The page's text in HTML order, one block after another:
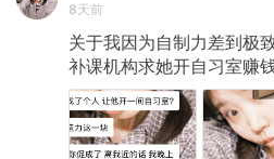
8天前
关于我因为自制力差到极
补课机构求她开自习室赚